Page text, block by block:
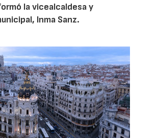
la vicealcaldesa y
Inma Sanz.